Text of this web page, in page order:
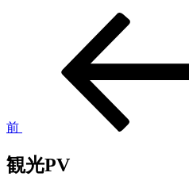
ゲ
ー
シ
前
観光PV